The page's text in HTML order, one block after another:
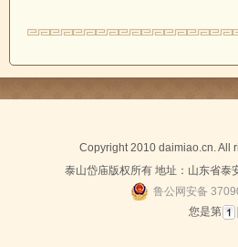
Copyright 2010 daimiao.cn. All
泰山岱庙版权所有 地址：山东省
鲁公网安备
您是第